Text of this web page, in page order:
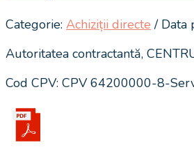
Categorie: Achiziții directe / Data
Autoritatea contractantă,
Cod CPV: CPV 64200000-8-